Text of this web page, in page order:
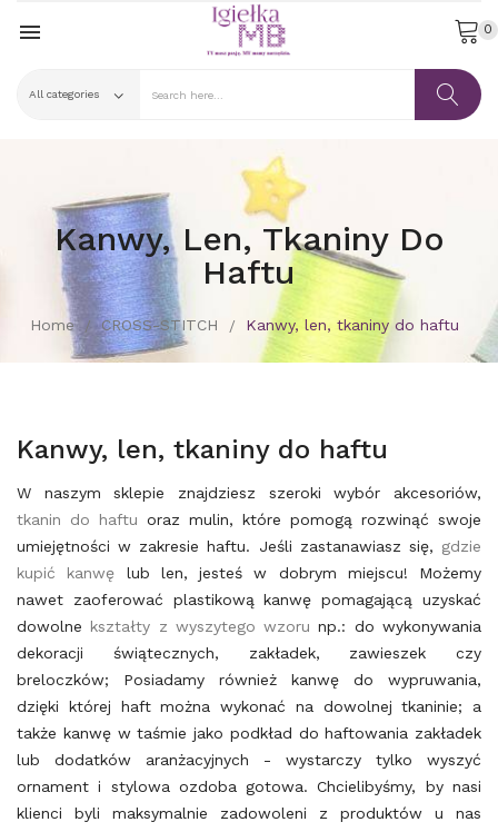
 0
Kanwy, Len, Tkaniny Do
Haftu
Home CROSS-STITCH Kanwy, len, tkaniny do haftu
Kanwy, len, tkaniny do haftu
W naszym sklepie znajdziesz szeroki wybór akcesoriów,
tkanin do haftu oraz mulin, które pomogą rozwinąć swoje
umiejętności w zakresie haftu. Jeśli zastanawiasz się, gdzie
kupić kanwę lub len, jesteś w dobrym miejscu! Możemy
nawet zaoferować plastikową kanwę pomagającą uzyskać
dowolne kształty z wyszytego wzoru np.: do wykonywania
dekoracji świątecznych, zakładek, zawieszek czy
breloczków; Posiadamy również kanwę do wypruwania,
dzięki której haft można wykonać na dowolnej tkaninie; a
także kanwę w taśmie jako podkład do haftowania zakładek
lub dodatków aranżacyjnych - wystarczy tylko wyszyć
ornament i stylowa ozdoba gotowa. Chcielibyśmy, by nasi
klienci byli maksymalnie zadowoleni z produktów u nas